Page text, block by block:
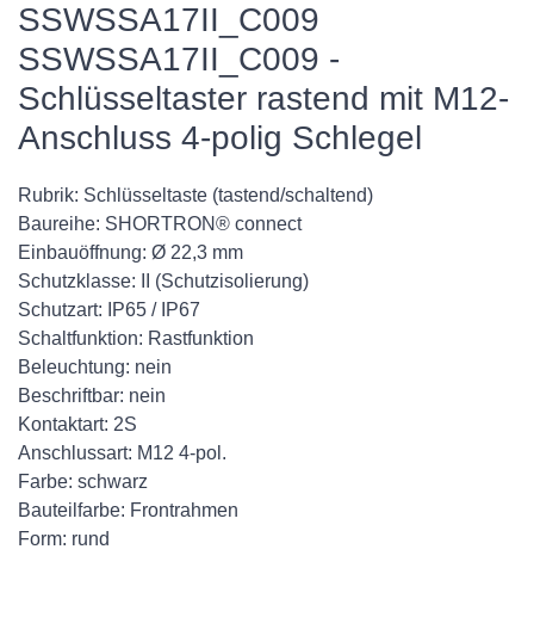
SSWSSA17II_C009
SSWSSA17II_C009 -
Schlüsseltaster rastend mit M12-
Anschluss 4-polig Schlegel
Rubrik: Schlüsseltaste (tastend/schaltend)
Baureihe: SHORTRON® connect
Einbauöffnung: Ø 22,3 mm
Schutzklasse: II (Schutzisolierung)
Schutzart: IP65 / IP67
Schaltfunktion: Rastfunktion
Beleuchtung: nein
Beschriftbar: nein
Kontaktart: 2S
Anschlussart: M12 4-pol.
Farbe: schwarz
Bauteilfarbe: Frontrahmen
Form: rund